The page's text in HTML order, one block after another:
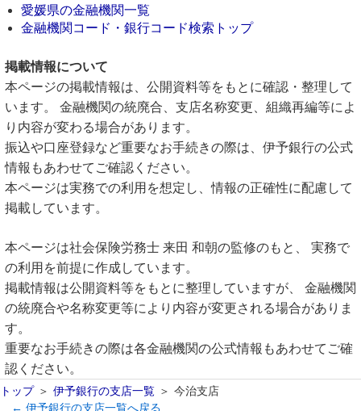
愛媛県の金融機関一覧
金融機関コード・銀行コード検索トップ
掲載情報について
本ページの掲載情報は、公開資料等をもとに確認・整理して
います。 金融機関の統廃合、支店名称変更、組織再編等によ
り内容が変わる場合があります。
振込や口座登録など重要なお手続きの際は、伊予銀行の公式
情報もあわせてご確認ください。
本ページは実務での利用を想定し、情報の正確性に配慮して
掲載しています。
本ページは社会保険労務士 来田 和朝の監修のもと、 実務で
の利用を前提に作成しています。
掲載情報は公開資料等をもとに整理していますが、 金融機関
の統廃合や名称変更等により内容が変更される場合がありま
す。
重要なお手続きの際は各金融機関の公式情報もあわせてご確
認ください。
トップ 伊予銀行の支店一覧
今治支店
← 伊予銀行の支店一覧へ戻る